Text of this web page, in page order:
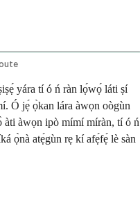
yára tí ó ń ràn lọ́wọ́ láti ṣí
Ó jẹ́ ọ̀kan lára ​​àwọn oògùn
àti àwọn ipò mímí míràn, tí ó ń
ọ̀nà atẹ́gùn rẹ kí afẹ́fẹ́ lè sàn